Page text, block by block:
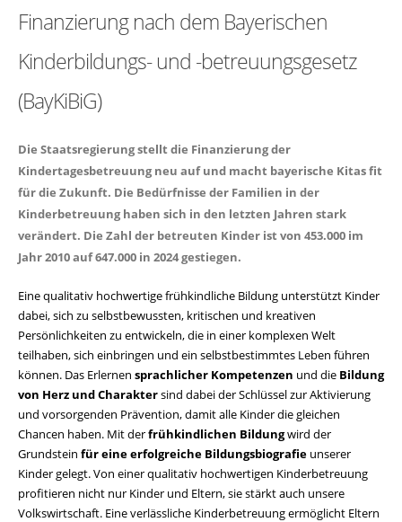
Finanzierung nach dem Bayerischen
Kinderbildungs- und -betreuungsgesetz
(BayKiBiG)
Die Staatsregierung stellt die Finanzierung der
Kindertagesbetreuung neu auf und macht bayerische Kitas fit
für die Zukunft. Die Bedürfnisse der Familien in der
Kinderbetreuung haben sich in den letzten Jahren stark
verändert. Die Zahl der betreuten Kinder ist von 453.000 im
Jahr 2010 auf 647.000 in 2024 gestiegen.
Eine qualitativ hochwertige frühkindliche Bildung unterstützt Kinder
dabei, sich zu selbstbewussten, kritischen und kreativen
Persönlichkeiten zu entwickeln, die in einer komplexen Welt
teilhaben, sich einbringen und ein selbstbestimmtes Leben führen
können. Das Erlernen sprachlicher Kompetenzen und die Bildung
von Herz und Charaktersind dabei der Schlüssel zur Aktivierung
und vorsorgenden Prävention, damit alle Kinder die gleichen
Chancen haben. Mit derfrühkindlichen Bildungwird der
Grundstein für eine erfolgreiche Bildungsbiografie unserer
Kinder gelegt. Von einer qualitativ hochwertigen Kinderbetreuung
profitieren nicht nur Kinder und Eltern, sie stärkt auch unsere
Volkswirtschaft. Eine verlässliche Kinderbetreuung ermöglicht Eltern